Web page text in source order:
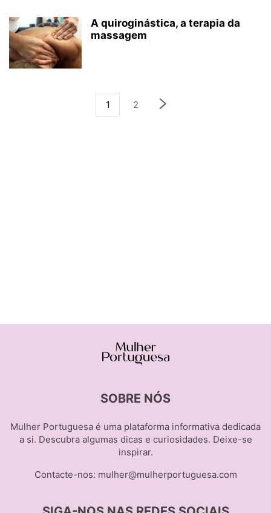
A quiroginástica, a terapia da
massagem
1 2
SOBRE NÓS
Mulher Portuguesa é uma plataforma informativa dedicada
a si. Descubra algumas dicas e curiosidades. Deixe-se
inspirar.
Contacte-nos: mulher@mulherportuguesa.com